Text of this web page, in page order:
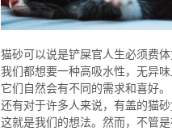
猫砂可以说是铲屎官人生必须费
我们都想要一种高吸水性，无异
它们自然会有不同的需求和喜好
还有对于许多人来说，有盖的猫
这就是我们的想法。然而，不管